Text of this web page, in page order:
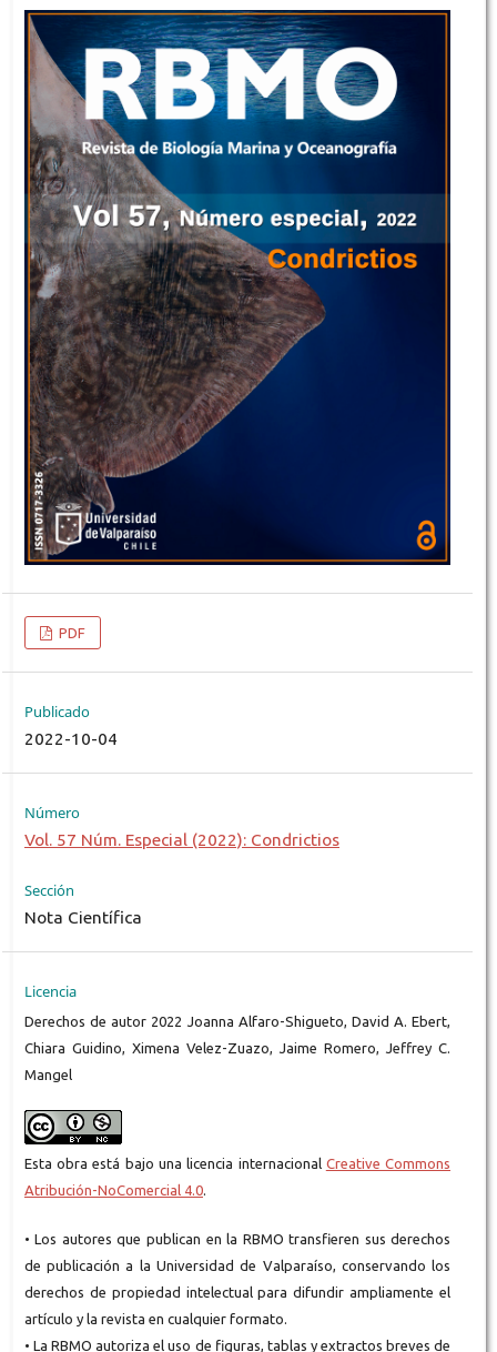
PDF
Publicado
2022-10-04
Número
Vol. 57 Núm. Especial (2022): Condrictios
Sección
Nota Científica
Licencia
Derechos de autor 2022 Joanna Alfaro-Shigueto, David A. Ebert,
Chiara Guidino, Ximena Velez-Zuazo, Jaime Romero, Jeffrey C.
Mangel
Esta obra está bajo una licencia internacional Creative Commons
Atribución-NoComercial 4.0.
• Los autores que publican en la RBMO transfieren sus derechos
de publicación a la Universidad de Valparaíso, conservando los
derechos de propiedad intelectual para difundir ampliamente el
artículo y la revista en cualquier formato.
• La RBMO autoriza el uso de figuras, tablas y extractos breves de